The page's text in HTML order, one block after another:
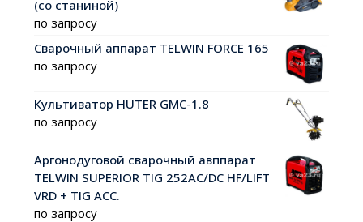
(со станиной)
по запросу
Сварочный аппарат TELWIN FORCE 165
по запросу
Культиватор HUTER GMC-1.8
по запросу
Аргонодуговой сварочный авппарат
TELWIN SUPERIOR TIG 252AC/DC HF/LIFT
VRD + TIG ACC.
по запросу